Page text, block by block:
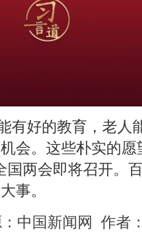
有好的教育，老人
会。这些朴实的
国两会即将召开。
事。
：中国新闻网 作者